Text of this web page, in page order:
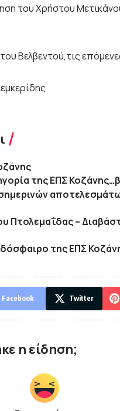
του Χρήστου
Βελβεντού,τις
της ΕΠΣ
Πτολεμαΐδας –
της ΕΠΣ
Facebook Twitter
η είδηση;